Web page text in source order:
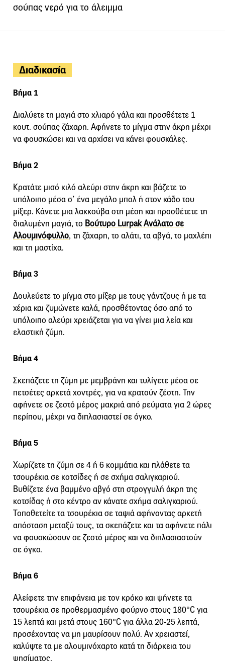
σούπας νερό για το άλειμμα
Διαδικασία
Βήμα 1
Διαλύετε τη μαγιά στο χλιαρό γάλα και προσθέτετε 1
κουτ. σούπας ζάχαρη. Αφήνετε το μίγμα στην άκρη μέχρι
να φουσκώσει και να αρχίσει να κάνει φουσκάλες.
Βήμα 2
Κρατάτε μισό κιλό αλεύρι στην άκρη και βάζετε το
υπόλοιπο μέσα σ’ ένα μεγάλο μπολ ή στον κάδο του
μίξερ. Κάνετε μια λακκούβα στη μέση και προσθέτετε τη
διαλυμένη μαγιά, το Bούτυρο Lurpak Ανάλατο σε
Αλουμινόφυλλο, τη ζάχαρη, το αλάτι, τα αβγά, το μαχλέπι
και τη μαστίχα.
Βήμα 3
Δουλεύετε το μίγμα στο μίξερ με τους γάντζους ή με τα
χέρια και ζυμώνετε καλά, προσθέτοντας όσο από το
υπόλοιπο αλεύρι χρειάζεται για να γίνει μια λεία και
ελαστική ζύμη.
Βήμα 4
Σκεπάζετε τη ζύμη με μεμβράνη και τυλίγετε μέσα σε
πετσέτες αρκετά χοντρές, για να κρατούν ζέστη. Την
αφήνετε σε ζεστό μέρος μακριά από ρεύματα για 2 ώρες
περίπου, μέχρι να διπλασιαστεί σε όγκο.
Βήμα 5
Χωρίζετε τη ζύμη σε 4 ή 6 κομμάτια και πλάθετε τα
τσουρέκια σε κοτσίδες ή σε σχήμα σαλιγκαριού.
Βυθίζετε ένα βαμμένο αβγό στη στρογγυλή άκρη της
κοτσίδας ή στο κέντρο αν κάνατε σχήμα σαλιγκαριού.
Τοποθετείτε τα τσουρέκια σε ταψιά αφήνοντας αρκετή
απόσταση μεταξύ τους, τα σκεπάζετε και τα αφήνετε πάλι
να φουσκώσουν σε ζεστό μέρος και να διπλασιαστούν
σε όγκο.
Βήμα 6
Αλείφετε την επιφάνεια με τον κρόκο και ψήνετε τα
τσουρέκια σε προθερμασμένο φούρνο στους 180°C για
15 λεπτά και μετά στους 160°C για άλλα 20-25 λεπτά,
προσέχοντας να μη μαυρίσουν πολύ. Αν χρειαστεί,
καλύψτε τα με αλουμινόχαρτο κατά τη διάρκεια του
ψησίματος.